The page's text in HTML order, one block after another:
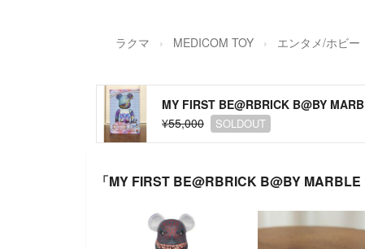
ラクマ MEDICOM TOY エンタメ/ホビー
MY FIRST BE@RBRICK B@BY
¥55,000
SOLDOUT
「MY FIRST BE@RBRICK B@BY